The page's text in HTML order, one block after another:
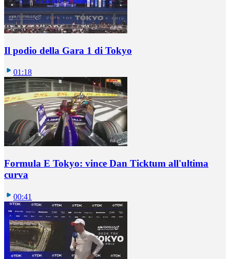
Il podio della Gara 1 di Tokyo
01:18
Formula E Tokyo: vince Dan Ticktum all'ultima
curva
00:41